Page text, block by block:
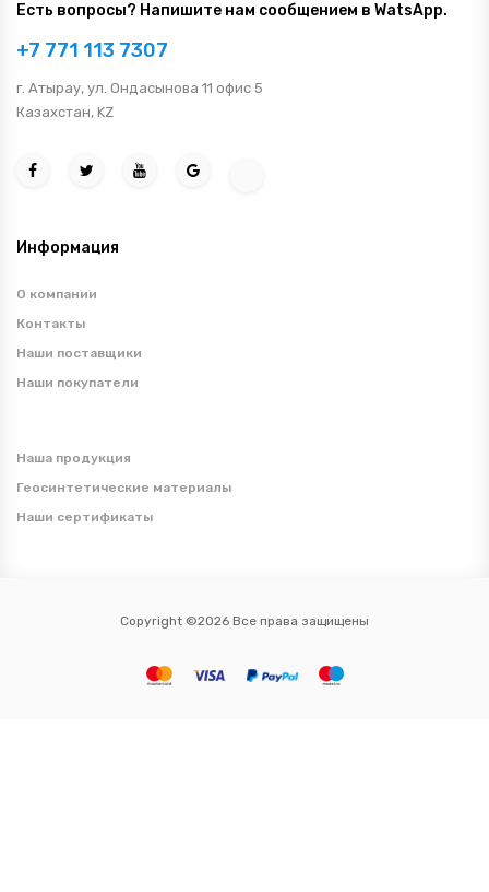
Есть вопросы? Напишите нам сообщением в WatsApp.
+7 771 113 7307
г. Атырау, ул. Ондасынова 11 офис 5
Казахстан, KZ
Информация
О компании
Контакты
Наши поставщики
Наши покупатели
Наша продукция
Геосинтетические материалы
Наши сертификаты
Copyright ©2026 Все права защищены